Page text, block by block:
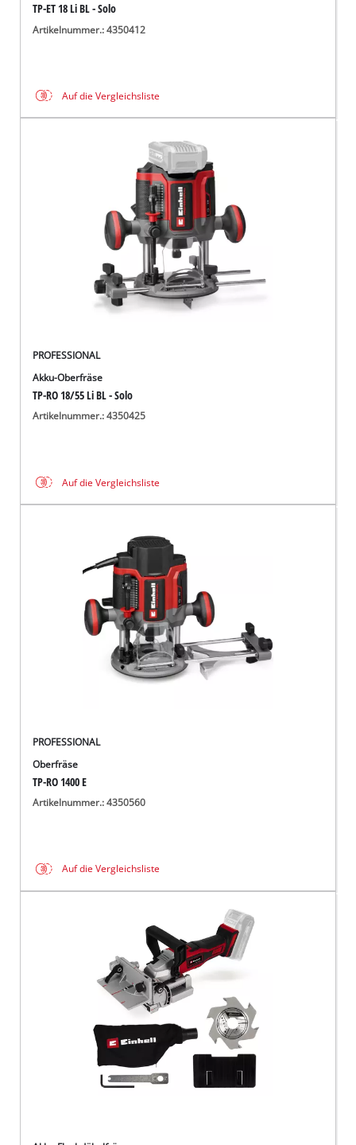
TP-ET 18 Li BL - Solo
Artikelnummer.: 4350412
Auf die Vergleichsliste
PROFESSIONAL
Akku-Oberfräse
TP-RO 18/55 Li BL - Solo
Artikelnummer.: 4350425
Auf die Vergleichsliste
PROFESSIONAL
Oberfräse
TP-RO 1400 E
Artikelnummer.: 4350560
Auf die Vergleichsliste